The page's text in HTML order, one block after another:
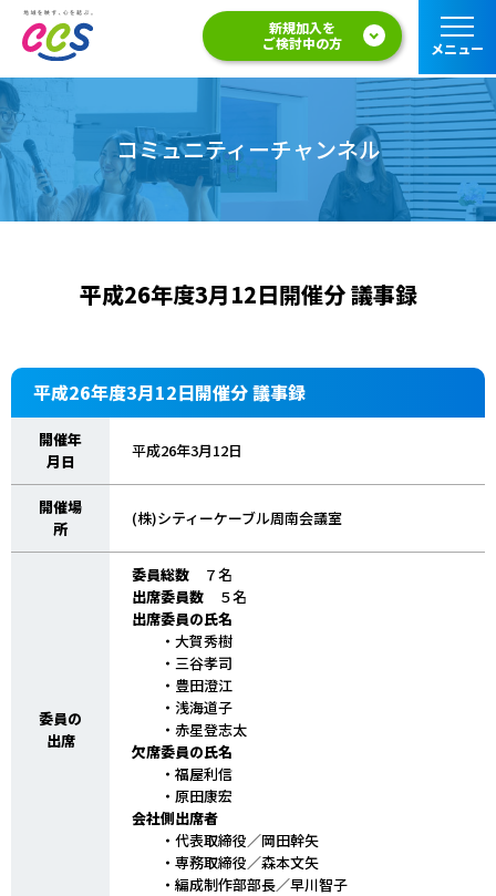
新規加入を
ご検討中の方
メニュー
コミュニティーチャンネル
平成26年度3月12日開催分 議事録
平成26年度3月12日開催分 議事録
開催年
月日
平成26年3月12日
開催場
所
(株)シティーケーブル周南会議室
委員の
出席
委員総数 ７名
出席委員数 ５名
出席委員の氏名
・大賀秀樹
・三谷孝司
・豊田澄江
・浅海道子
・赤星登志太
欠席委員の氏名
・福屋利信
・原田康宏
会社側出席者
・代表取締役／岡田幹矢
・専務取締役／森本文矢
・編成制作部部長／早川智子